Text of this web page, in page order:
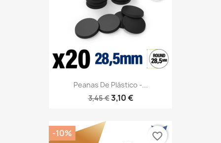
Peanas De Plástico -...
3,45 €3,10 €
-10% favorite_border